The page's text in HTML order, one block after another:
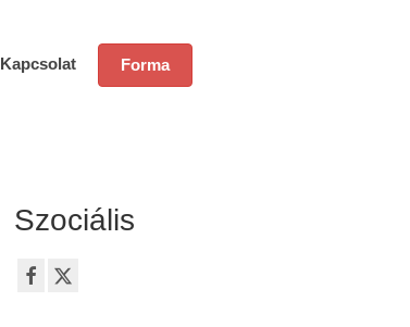
Kapcsolat Forma
Szociális